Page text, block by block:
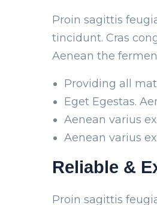
Proin sagittis
tincidunt. Cras
Aenean the
Providing all
Eget Egestas.
Aenean varius
Aenean varius
Reliable &
Proin sagittis